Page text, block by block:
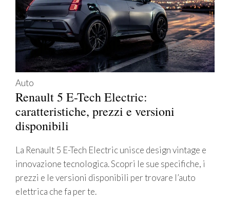
Auto
Renault 5 E-Tech Electric:
caratteristiche, prezzi e versioni
disponibili
La Renault 5 E-Tech Electric unisce design vintage e
innovazione tecnologica. Scopri le sue specifiche, i
prezzi e le versioni disponibili per trovare l’auto
elettrica che fa per te.